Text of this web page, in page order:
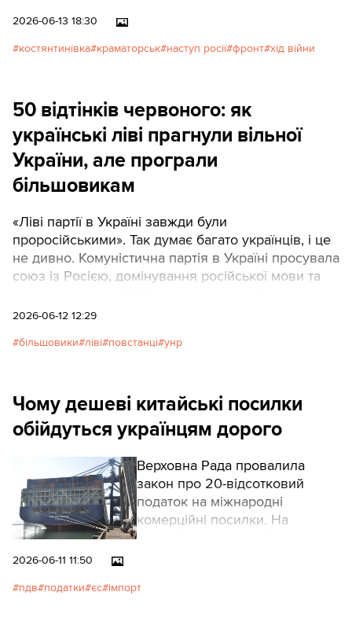
Ломоносова біля міської
2026-06-13 18:30
костянтинівка краматорськ наступ росії фронт хід війни
50 відтінків червоного: як
українські ліві прагнули вільної
України, але програли
більшовикам
«Ліві партії в Україні завжди були
проросійськими». Так думає багато українців, і це
не дивно. Комуністична партія в Україні просувала
союз із Росією, домінування російської мови та
партії, які прагнули окремого існування України
2026-06-12 12:29
більшовики ліві повстанці унр
Чому дешеві китайські посилки
обійдуться українцям дорого
Верховна Рада провалила
закон про 20-відсотковий
податок на міжнародні
комерційні посилки. На
голосуванням ховаються
2026-06-11 11:50
пдв податки єс імпорт